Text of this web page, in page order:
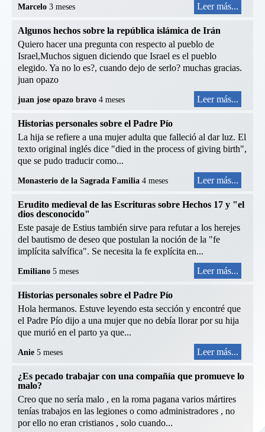
Marcelo 3 meses Leer más...
Algunos hechos sobre la república islámica de Irán
Quiero hacer una pregunta con respecto al pueblo de
Israel,Muchos siguen diciendo que Israel es el pueblo
elegido. Ya no lo es?, cuando dejo de serlo? muchas gracias.
juan opazo
juan jose opazo bravo 4 meses Leer más...
Historias personales sobre el Padre Pío
La hija se refiere a una mujer adulta que falleció al dar luz. El
texto original inglés dice "died in the process of giving birth",
que se pudo traducir como...
Monasterio de la Sagrada Familia 4 meses Leer más...
Erudito medieval de las Escrituras sobre Hechos 17 y "el
dios desconocido"
Este pasaje de Estius también sirve para refutar a los herejes
del bautismo de deseo que postulan la noción de la "fe
implícita salvífica". Se necesita la fe explícita en...
Emiliano 5 meses Leer más...
Historias personales sobre el Padre Pío
Hola hermanos. Estuve leyendo esta sección y encontré que
el Padre Pío dijo a una mujer que no debía llorar por su hija
que murió en el parto ya que...
Anie 5 meses Leer más...
¿Es pecado trabajar con una compañía que promueve lo
malo?
Creo que no sería malo , en la roma pagana varios mártires
tenías trabajos en las legiones o como administradores , no
por ello no eran cristianos , solo cuando...